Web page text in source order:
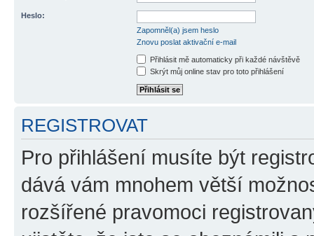
Heslo:
Zapomněl(a) jsem heslo
Znovu poslat aktivační e-mail
Přihlásit mě automaticky při každé návštěvě
Skrýt můj online stav pro toto přihlášení
REGISTROVAT
Pro přihlášení musíte být
dává vám mnohem větší
rozšířené pravomoci